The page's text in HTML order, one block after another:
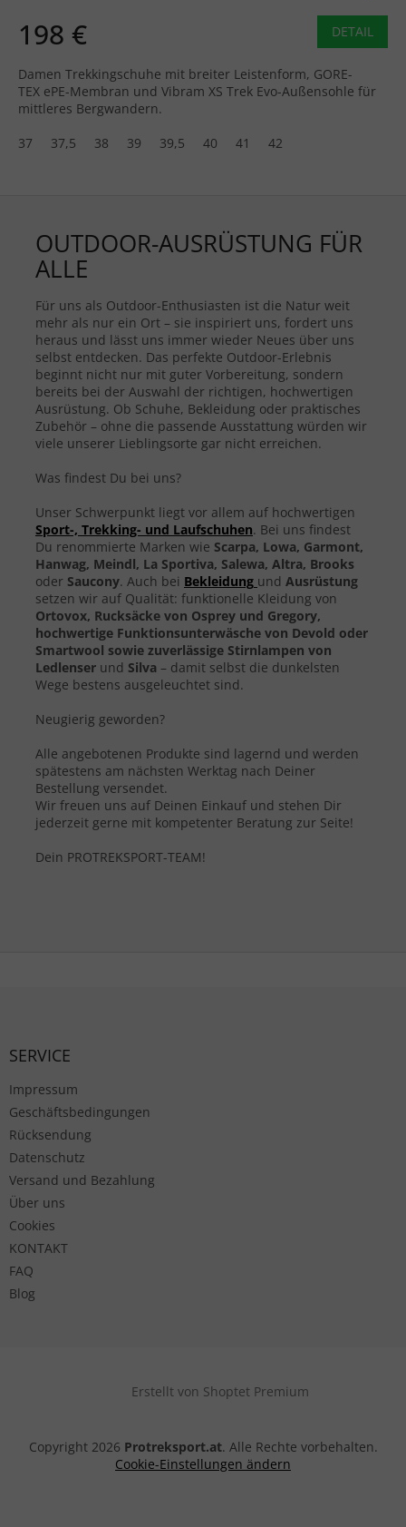
198 € DETAIL
Damen Trekkingschuhe mit breiter Leistenform, GORE-
TEX ePE-Membran und Vibram XS Trek Evo-Außensohle für
mittleres Bergwandern.
37
37,5 38 39 39,5 40 41 42
OUTDOOR-AUSRÜSTUNG FÜR
ALLE
Für uns als Outdoor-Enthusiasten ist die Natur weit
mehr als nur ein Ort – sie inspiriert uns, fordert uns
heraus und lässt uns immer wieder Neues über uns
selbst entdecken. Das perfekte Outdoor-Erlebnis
beginnt nicht nur mit guter Vorbereitung, sondern
bereits bei der Auswahl der richtigen, hochwertigen
Ausrüstung. Ob Schuhe, Bekleidung oder praktisches
Zubehör – ohne die passende Ausstattung würden wir
viele unserer Lieblingsorte gar nicht erreichen.
Was findest Du bei uns?
Unser Schwerpunkt liegt vor allem auf hochwertigen
Sport-, Trekking- und Laufschuhen. Bei uns findest
Du renommierte Marken wie Scarpa, Lowa, Garmont,
Hanwag, Meindl, La Sportiva, Salewa, Altra, Brooks
oder Saucony. Auch bei Bekleidung und Ausrüstung
setzen wir auf Qualität: funktionelle Kleidung von
Ortovox, Rucksäcke von Osprey und Gregory,
hochwertige Funktionsunterwäsche von Devold oder
Smartwool sowie zuverlässige Stirnlampen von
Ledlenser und Silva – damit selbst die dunkelsten
Wege bestens ausgeleuchtet sind.
Neugierig geworden?
Alle angebotenen Produkte sind lagernd und werden
spätestens am nächsten Werktag nach Deiner
Bestellung versendet.
Wir freuen uns auf Deinen Einkauf und stehen Dir
jederzeit gerne mit kompetenter Beratung zur Seite!
Dein PROTREKSPORT-TEAM!
SERVICE
Impressum
Geschäftsbedingungen
Rücksendung
Datenschutz
Versand und Bezahlung
Über uns
Cookies
KONTAKT
FAQ
Blog
Erstellt von Shoptet Premium
Copyright 2026 Protreksport.at. Alle Rechte vorbehalten.
Cookie-Einstellungen ändern